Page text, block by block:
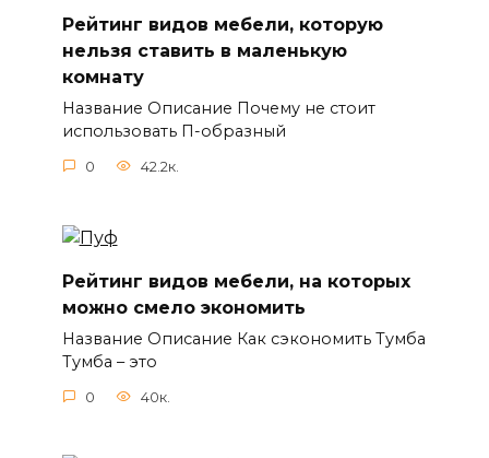
Рейтинг видов мебели, которую
нельзя ставить в маленькую
комнату
Название Описание Почему не стоит
использовать П-образный
0 42.2к.
Рейтинг видов мебели, на которых
можно смело экономить
Название Описание Как сэкономить Тумба
Тумба – это
0 40к.